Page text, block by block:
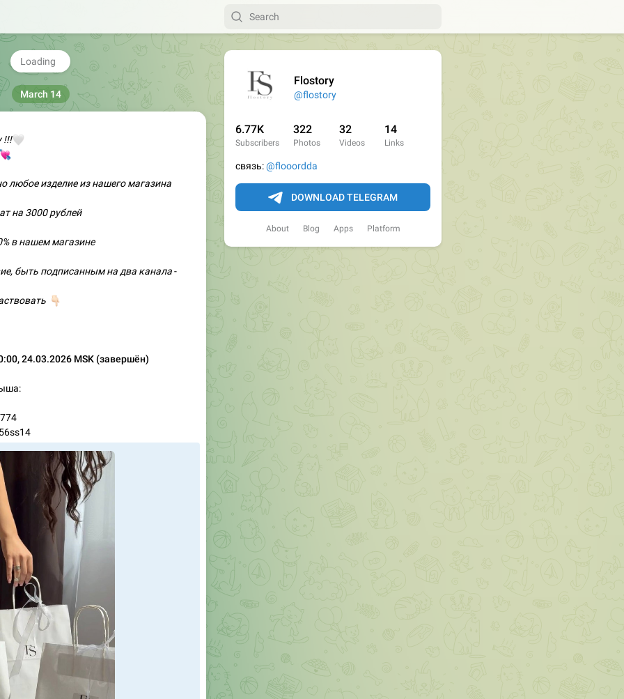
Flostory
@flostory
6.77K
Subscribers
322
Photos
32
Videos
14
Links
связь:@flooordda
DOWNLOAD TELEGRAM
About Blog Apps Platform
27
💯
💋
!!!
любое изделие из нашего магазина
на 3000 рублей
в нашем магазине
быть подписанным на два канала